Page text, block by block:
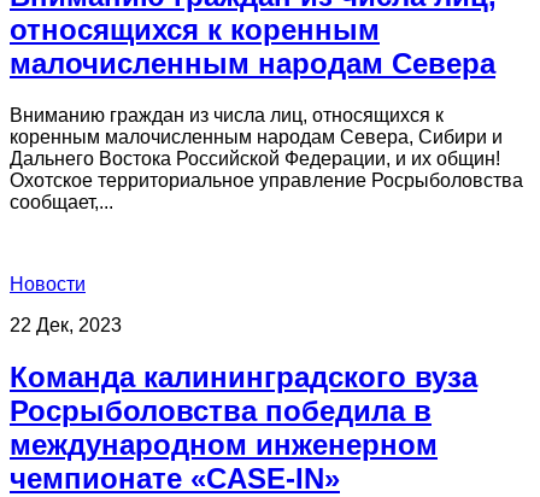
относящихся к коренным
малочисленным народам Севера
Вниманию граждан из числа лиц, относящихся к
коренным малочисленным народам Севера, Сибири и
Дальнего Востока Российской Федерации, и их общин!
Охотское территориальное управление Росрыболовства
сообщает,...
Новости
22 Дек, 2023
Команда калининградского вуза
Росрыболовства победила в
международном инженерном
чемпионате «CASE-IN»